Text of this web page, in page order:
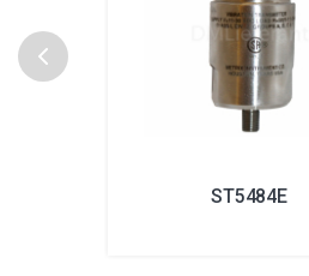
ST5484E